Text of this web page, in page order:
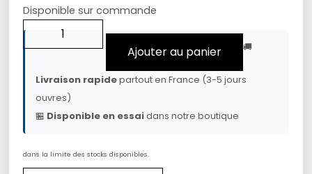
Disponible sur commande
Ajouter au panier 🚚
Livraison rapidepartout en France (3-5 jours
ouvres)
🏪 Disponible en essaidans notre boutique
dans la limite des stocks disponibles.